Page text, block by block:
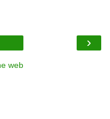
›
web